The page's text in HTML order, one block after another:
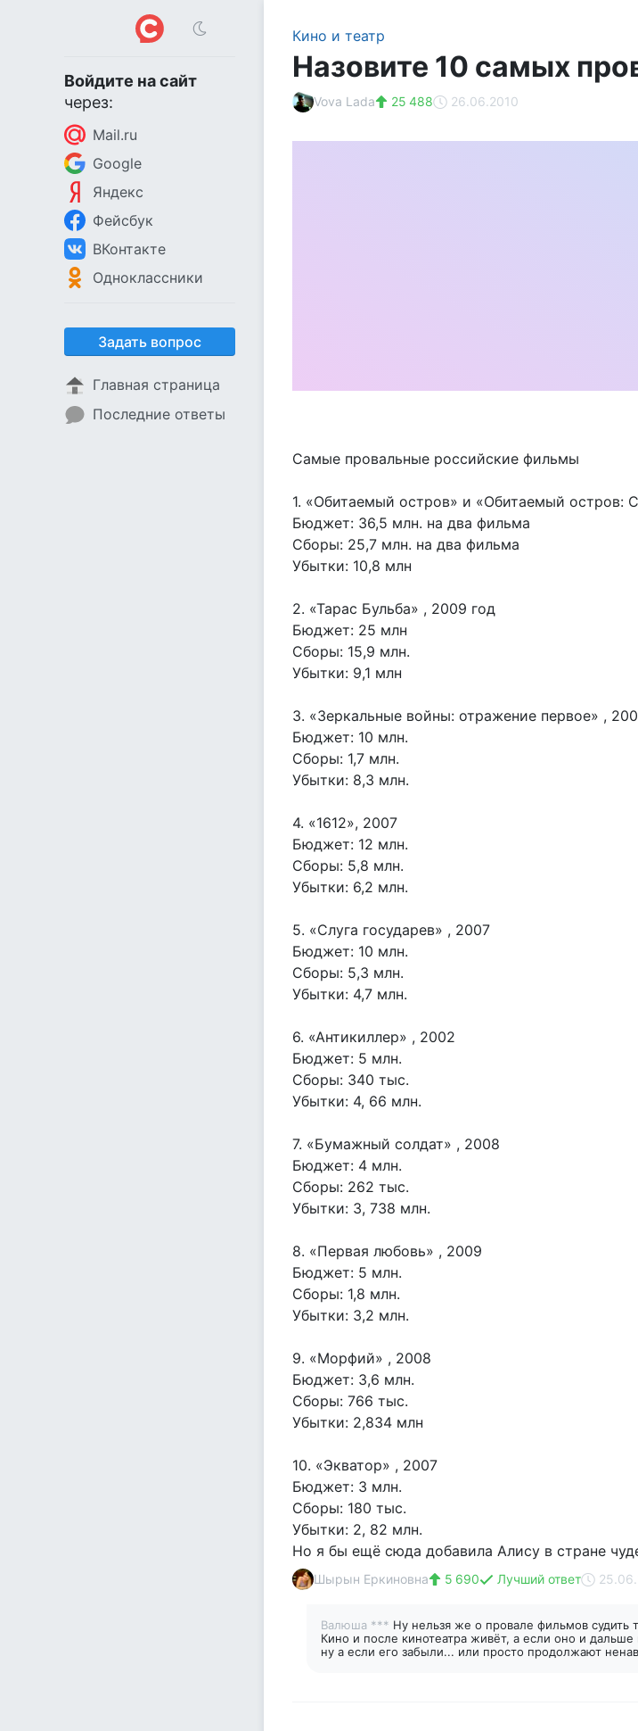
Войдите на сайт
через:
Mail.ru
Google
Яндекс
Фейсбук
ВКонтакте
Одноклассники
Задать вопрос
Главная страница
Последние ответы
Кино и театр
Назовите 10 самых
Vova Lada 25 488 26.06.2010
Самые провальные российские фильмы
1. «Обитаемый остров» и «Обитаемый остров:
Бюджет: 36,5 млн. на два фильма
Сборы: 25,7 млн. на два фильма
Убытки: 10,8 млн
2. «Тарас Бульба» , 2009 год
Бюджет: 25 млн
Сборы: 15,9 млн.
Убытки: 9,1 млн
3. «Зеркальные войны: отражение первое» ,
Бюджет: 10 млн.
Сборы: 1,7 млн.
Убытки: 8,3 млн.
4. «1612», 2007
Бюджет: 12 млн.
Сборы: 5,8 млн.
Убытки: 6,2 млн.
5. «Слуга государев» , 2007
Бюджет: 10 млн.
Сборы: 5,3 млн.
Убытки: 4,7 млн.
6. «Антикиллер» , 2002
Бюджет: 5 млн.
Сборы: 340 тыс.
Убытки: 4, 66 млн.
7. «Бумажный солдат» , 2008
Бюджет: 4 млн.
Сборы: 262 тыс.
Убытки: 3, 738 млн.
8. «Первая любовь» , 2009
Бюджет: 5 млн.
Сборы: 1,8 млн.
Убытки: 3,2 млн.
9. «Морфий» , 2008
Бюджет: 3,6 млн.
Сборы: 766 тыс.
Убытки: 2,834 млн
10. «Экватор» , 2007
Бюджет: 3 млн.
Сборы: 180 тыс.
Убытки: 2, 82 млн.
Но я бы ещё сюда добавила Алису в стране
Шырын Еркиновна 5 690 Лучший ответ
Валюша *** Ну нельзя же о провале фильмов судить
Кино и после кинотеатра живёт, а если оно и
ну а если его забыли... или просто продолжают